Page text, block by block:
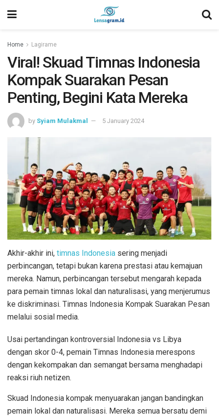
Home Lagirame
Viral! Skuad Timnas Indonesia
Kompak Suarakan Pesan
Penting, Begini Kata Mereka
by Syiam Mulakmal 5 January 2024
Akhir-akhir ini, timnas Indonesia sering menjadi
perbincangan, tetapi bukan karena prestasi atau kemajuan
mereka. Namun, perbincangan tersebut mengarah kepada
para pemain timnas lokal dan naturalisasi, yang menjerumus
ke diskriminasi. Timnas Indonesia Kompak Suarakan Pesan
melalui sosial media.
Usai pertandingan kontroversial Indonesia vs Libya
dengan skor 0-4, pemain Timnas Indonesia merespons
dengan kekompakan dan semangat bersama menghadapi
reaksi riuh netizen.
Skuad Indonesia kompak menyuarakan jangan bandingkan
pemain lokal dan naturalisasi. Mereka semua bersatu demi